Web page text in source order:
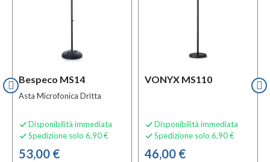
Bespeco MS14
Asta Microfonica Dritta
 Disponibilità immediata
 Spedizione solo 6,90 €
53,00 €
VONYX MS110
 Disponibilità immediata
 Spedizione solo 6,90 €
46,00 €